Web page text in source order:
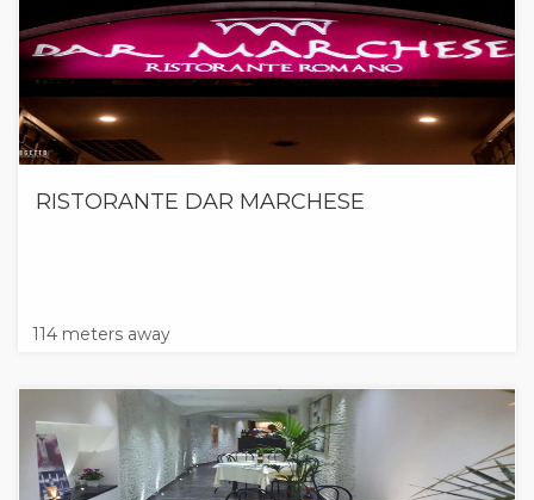
RISTORANTE DAR MARCHESE
114 meters away